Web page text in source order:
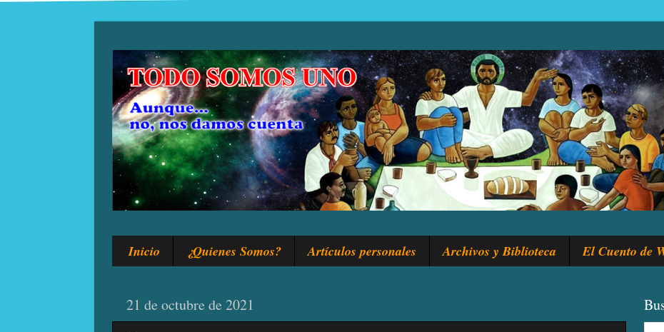
Inicio ¿Quienes Somos? Artículos personales Archivos y Biblioteca El Cuento de
21 de octubre de 2021